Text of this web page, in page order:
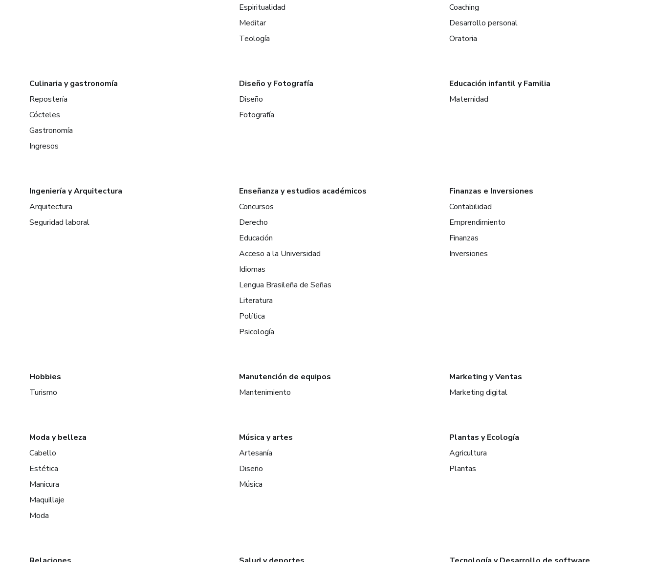
Espiritualidad
Meditar
Teología
Coaching
Desarrollo personal
Oratoria
Culinaria y gastronomía
Repostería
Cócteles
Gastronomía
Ingresos
Diseño y Fotografía
Diseño
Fotografía
Educación infantil y Familia
Maternidad
Ingeniería y Arquitectura
Arquitectura
Seguridad laboral
Enseñanza y estudios académicos
Concursos
Derecho
Educación
Acceso a la Universidad
Idiomas
Lengua Brasileña de Señas
Literatura
Política
Psicología
Finanzas e Inversiones
Contabilidad
Emprendimiento
Finanzas
Inversiones
Hobbies
Turismo
Manutención de equipos
Mantenimiento
Marketing y Ventas
Marketing digital
Moda y belleza
Cabello
Estética
Manicura
Maquillaje
Moda
Música y artes
Artesanía
Diseño
Música
Plantas y Ecología
Agricultura
Plantas